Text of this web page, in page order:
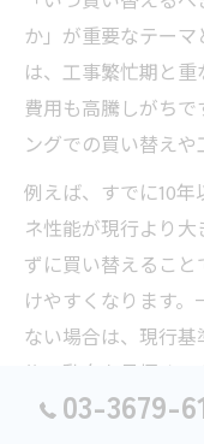
か」が重要なテー
は、工事繁忙期と
費用も高騰しがち
ングでの買い替えや
例えば、すでに10
ネ性能が現行より
ずに買い替えること
けやすくなります
ない場合は、現行基
後の動向を見極め
ごとの状況に応じ
03-3679-